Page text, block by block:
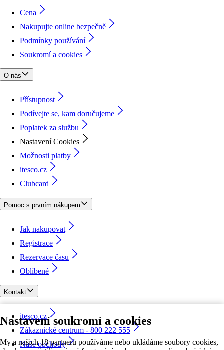
Nastavení soukromí a cookies
My a našich 18 partnerů používáme nebo ukládáme soubory cookies,
Cena
Nakupujte online bezpečně
Podmínky používání
Soukromí a cookies
O nás
Přístupnost
Podívejte se, kam doručujeme
Poplatek za službu
Nastavení Cookies
Možnosti platby
itesco.cz
Clubcard
Pomoc s prvním nákupem
Jak nakupovat
Registrace
Rezervace času
Oblíbené
Kontakt
itesco.cz
Zákaznické centrum - 800 222 555
Naše obchody